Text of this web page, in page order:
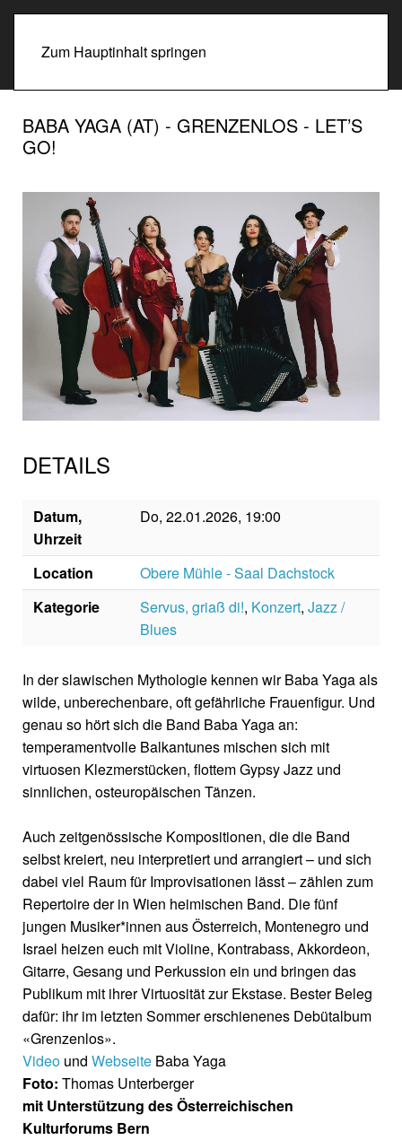
Zum Hauptinhalt springen
BABA YAGA (AT) - GRENZENLOS - LET’S
GO!
In der slawischen Mythologie kennen wir Baba Yaga als
wilde, unberechenbare, oft gefährliche Frauenfigur. Und
genau so hört sich die Band Baba Yaga an:
temperamentvolle Balkantunes mischen sich mit
virtuosen Klezmerstücken, flottem Gypsy Jazz und
sinnlichen, osteuropäischen Tänzen.
Auch zeitgenössische Kompositionen, die die Band
selbst kreiert, neu interpretiert und arrangiert – und sich
dabei viel Raum für Improvisationen lässt – zählen zum
Repertoire der in Wien heimischen Band. Die fünf
jungen Musiker*innen aus Österreich, Montenegro und
Israel heizen euch mit Violine, Kontrabass, Akkordeon,
Gitarre, Gesang und Perkussion ein und bringen das
Publikum mit ihrer Virtuosität zur Ekstase. Bester Beleg
dafür: ihr im letzten Sommer erschienenes Debütalbum
«Grenzenlos».
Video und Webseite Baba Yaga
Foto: Thomas Unterberger
mit Unterstützung des Österreichischen
Kulturforums Bern
DETAILS
Datum,
Uhrzeit
Do, 22.01.2026, 19:00
Location
Obere Mühle - Saal Dachstock
Kategorie
Servus, griaß di!, Konzert, Jazz /
Blues